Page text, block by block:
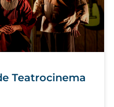
Teatrocinema